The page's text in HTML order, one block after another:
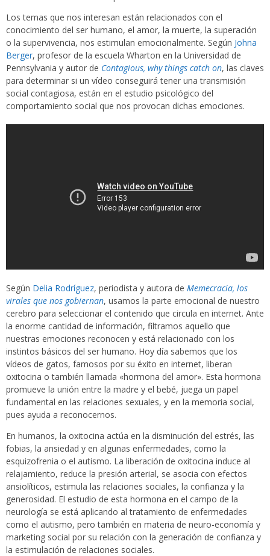
Los temas que nos interesan están relacionados con el
conocimiento del ser humano, el amor, la muerte, la superación
o la supervivencia, nos estimulan emocionalmente. Según Johna
Berger, profesor de la escuela Wharton en la Universidad de
Pennsylvania y autor de Contagious, why things catch on, las claves
para determinar si un vídeo conseguirá tener una transmisión
social contagiosa, están en el estudio psicológico del
comportamiento social que nos provocan dichas emociones.
Según Delia Rodríguez, periodista y autora de Memecracia, los
virales que nos gobiernan, usamos la parte emocional de nuestro
cerebro para seleccionar el contenido que circula en internet. Ante
la enorme cantidad de información, filtramos aquello que
nuestras emociones reconocen y está relacionado con los
instintos básicos del ser humano. Hoy día sabemos que los
vídeos de gatos, famosos por su éxito en internet, liberan
oxitocina o también llamada «hormona del amor». Esta hormona
promueve la unión entre la madre y el bebé, juega un papel
fundamental en las relaciones sexuales, y en la memoria social,
pues ayuda a reconocernos.
En humanos, la oxitocina actúa en la disminución del estrés, las
fobias, la ansiedad y en algunas enfermedades, como la
esquizofrenia o el autismo. La liberación de oxitocina induce al
relajamiento, reduce la presión arterial, se asocia con efectos
ansiolíticos, estimula las relaciones sociales, la confianza y la
generosidad. El estudio de esta hormona en el campo de la
neurología se está aplicando al tratamiento de enfermedades
como el autismo, pero también en materia de neuro-economía y
marketing social por su relación con la generación de confianza y
la estimulación de relaciones sociales.